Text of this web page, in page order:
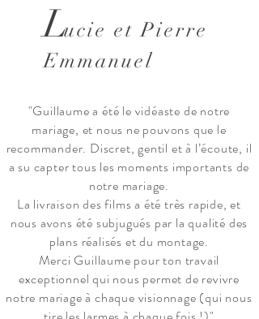
Lucie et Pierre
Emmanuel
"Guillaume a été le vidéaste de notre
mariage, et nous ne pouvons que le
recommander. Discret, gentil et à l’écoute, il
a su capter tous les moments importants de
notre mariage.
La livraison des films a été très rapide, et
nous avons été subjugués par la qualité des
plans réalisés et du montage.
Merci Guillaume pour ton travail
exceptionnel qui nous permet de revivre
notre mariage à chaque visionnage (qui nous